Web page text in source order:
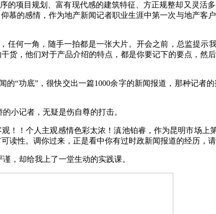
的项目规划、富有现代感的建筑特征、方正规整却又灵活
慕的感情，作为地产新闻记者职业生涯中第一次与地产客
任何一角，随手一拍都是一张大片。开会之前，总监提示
货，他们对于产品介绍的特点，都是你要记下的要点，然
的“功底”，很快交出一篇1000余字的新闻报道，那种记者
的小记者，无疑是伤自尊的打击。
！！个人主观感情色彩太浓！滇池铂睿，作为昆明市场上
性。调你过来，正是看中你有过时政新闻报道的经历，请
谨，却给我上了一堂生动的实践课。